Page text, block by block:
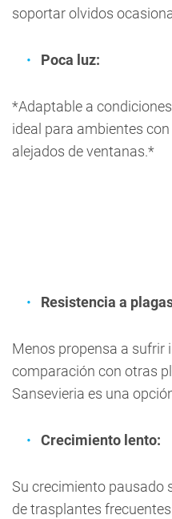
soportar olvidos
Poca luz:
*Adaptable a
ideal para ambientes
alejados de ventanas.*
Resistencia a
Menos propensa a sufrir
comparación con otras
Sansevieria es una
Crecimiento lento:
Su crecimiento pausado
de trasplantes